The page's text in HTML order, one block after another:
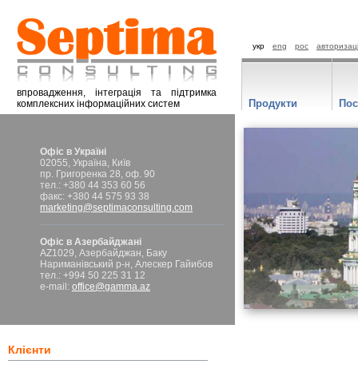
впровадження, інтеграція та підтримка
комплексних інформаційних систем
укр eng рос
Офіс в Україні
02055, Україна, Київ
пр. Григоренка 28, оф. 90
тел.: +380 44 353 60 56
факс: +380 44 575 93 38
marketing@septimaconsulting.com
Офіс в Азербайджані
AZ1029, Азербайджан, Баку
Нариманівський р-н, Алескер Гайибов
тел.: +994 50 225 31 12
e-mail: office@gamma.az
Клієнти
Продукти